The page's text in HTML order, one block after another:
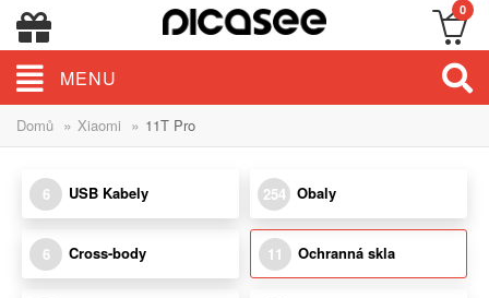
0
MENU
Domů » Xiaomi » 11T Pro
6 USB Kabely 254 Obaly
6 Cross-body 11 Ochranná skla